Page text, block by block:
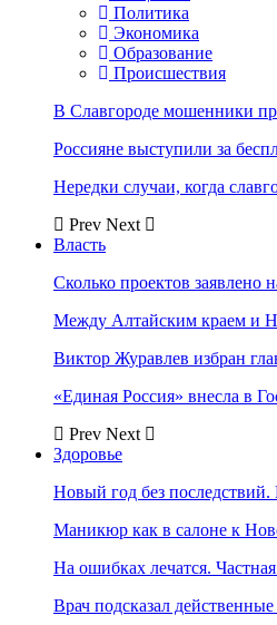
Политика
Экономика
Образование
Происшествия
В Славгороде мошенники
Россияне выступили за
Нередки случаи, когда
Prev Next
Власть
Сколько проектов заявлено
Между Алтайским краем и
Виктор Журавлев избран
«Единая Россия» внесла в
Prev Next
Здоровье
Новый год без
Маникюр как в салоне к
На ошибках лечатся.
Врач подсказал